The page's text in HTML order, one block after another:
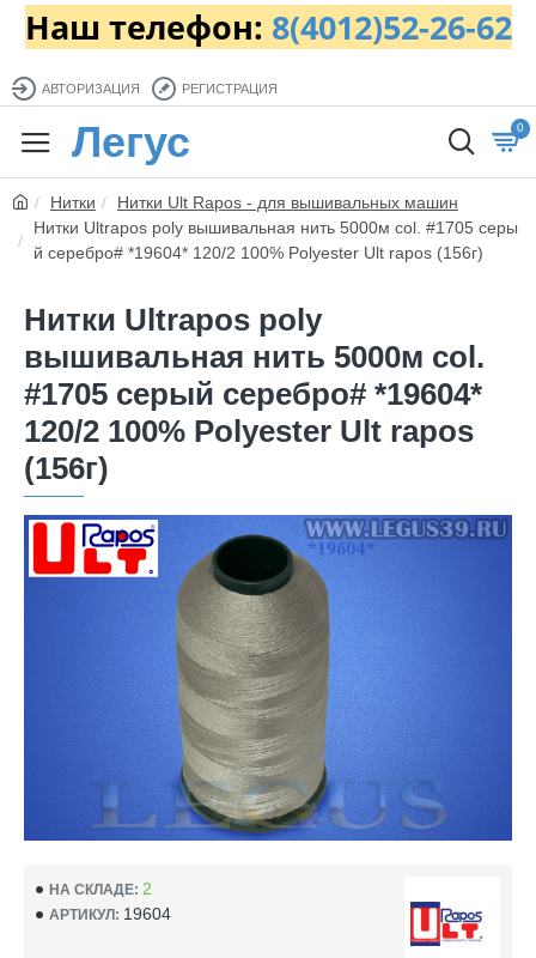
Наш телефон: 8(4012)52-26-62
АВТОРИЗАЦИЯ РЕГИСТРАЦИЯ
Легус 0
Нитки
Нитки Ult Rapos - для вышивальных машин
Нитки Ultrapos poly вышивальная нить 5000м col. #1705 серы
й серебро# *19604* 120/2 100% Polyester Ult rapos (156г)
Нитки Ultrapos poly
вышивальная нить 5000м col.
#1705 серый серебро# *19604*
120/2 100% Polyester Ult rapos
(156г)
НА СКЛАДЕ: 2
АРТИКУЛ: 19604